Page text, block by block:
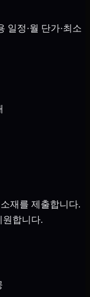
일정·월 단가·최소
재를 제출합니다.
원합니다.